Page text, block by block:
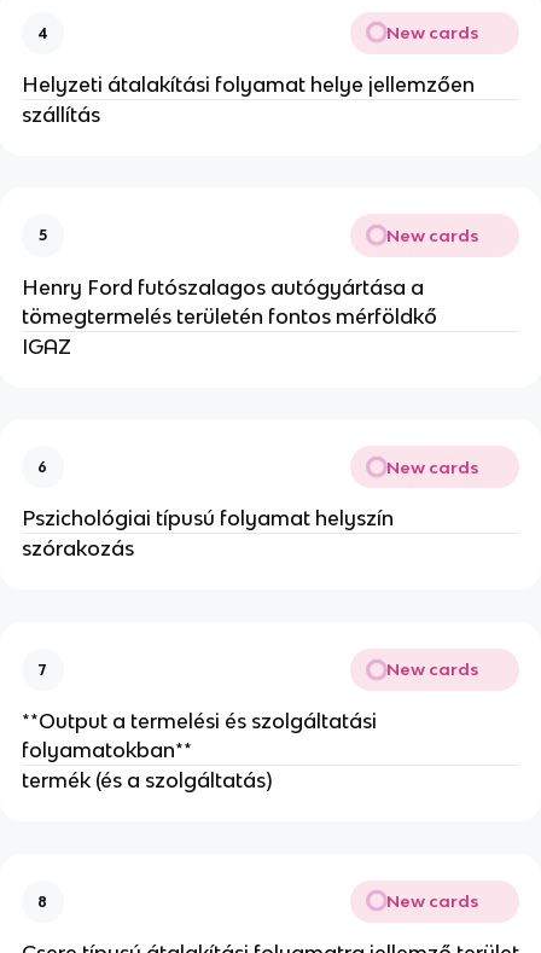
4 New cards
Helyzeti átalakítási folyamat helye jellemzően
szállítás
5 New cards
Henry Ford futószalagos autógyártása a
tömegtermelés területén fontos mérföldkő
IGAZ
6 New cards
Pszichológiai típusú folyamat helyszín
szórakozás
7 New cards
**Output a termelési és szolgáltatási
folyamatokban**
termék (és a szolgáltatás)
8 New cards